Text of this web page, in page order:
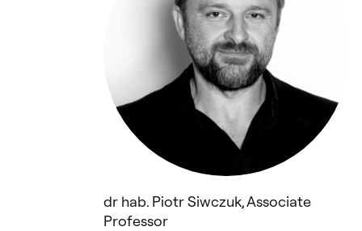
dr hab. Piotr Siwczuk, Associate
Professor